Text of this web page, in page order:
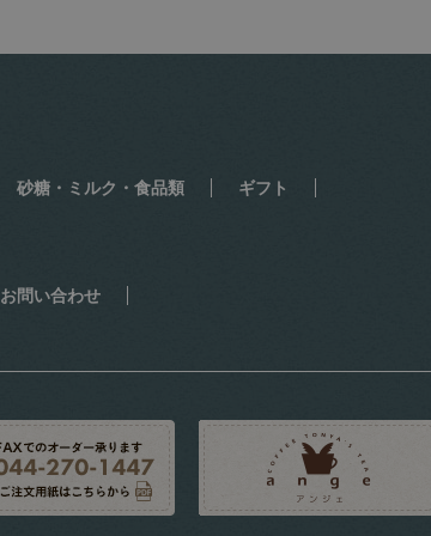
砂糖・ミルク・食品類 ギフト
お問い合わせ